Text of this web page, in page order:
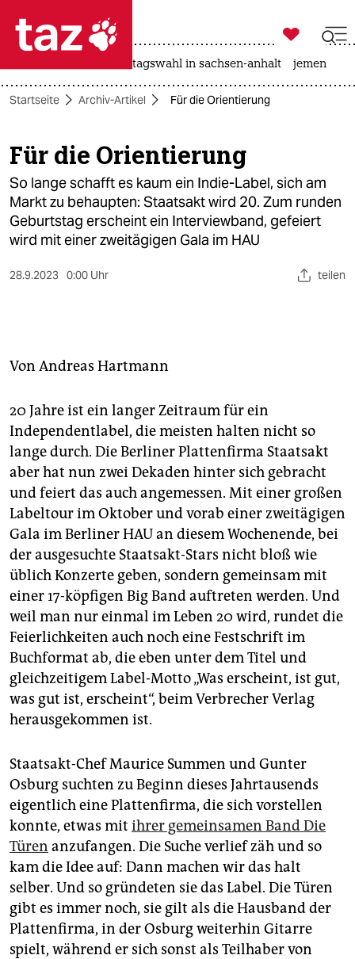
 taz zahl ich
taz zahl ich
themen
politik
öko
gesellschaft
kultur
berlin
wahrheit
verlag
verlag
veranstaltungen
shop
fragen & hilfe
unterstützen
abo
genossenschaft
epaper login

taz zahl ich
landtagswahl in sachsen-anhalt jemen
Startseite Archiv-Artikel Für die Orientierung
Für die Orientierung
So lange schafft es kaum ein Indie-Label, sich am
Markt zu behaupten: Staatsakt wird 20. Zum runden
Geburtstag erscheint ein Interviewband, gefeiert
wird mit einer zweitägigen Gala im HAU
28.9.2023 0:00 Uhr teilen
Von Andreas Hartmann
20 Jahre ist ein langer Zeitraum für ein
Independentlabel, die meisten halten nicht so
lange durch. Die Berliner Plattenfirma Staatsakt
aber hat nun zwei Dekaden hinter sich gebracht
und feiert das auch angemessen. Mit einer großen
Labeltour im Oktober und vorab einer zweitägigen
Gala im Berliner HAU an diesem Wochenende, bei
der ausgesuchte Staatsakt-Stars nicht bloß wie
üblich Konzerte geben, sondern gemeinsam mit
einer 17-köpfigen Big Band auftreten werden. Und
weil man nur einmal im Leben 20 wird, rundet die
Feierlichkeiten auch noch eine Festschrift im
Buchformat ab, die eben unter dem Titel und
gleichzeitigem Label-Motto „Was erscheint, ist gut,
was gut ist, erscheint“, beim Verbrecher Verlag
herausgekommen ist.
Staatsakt-Chef Maurice Summen und Gunter
Osburg suchten zu Beginn dieses Jahrtausends
eigentlich eine Plattenfirma, die sich vorstellen
konnte, etwas mit ihrer gemeinsamen Band Die
Türen anzufangen. Die Suche verlief zäh und so
kam die Idee auf: Dann machen wir das halt
selber. Und so gründeten sie das Label. Die Türen
gibt es immer noch, sie gilt als die Hausband der
Plattenfirma, in der Osburg weiterhin Gitarre
spielt, während er sich sonst als Teilhaber von